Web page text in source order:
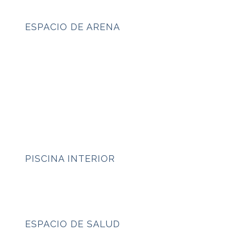
ESPACIO DE ARENA
PISCINA INTERIOR
ESPACIO DE SALUD